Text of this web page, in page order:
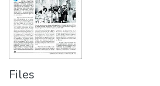
Files